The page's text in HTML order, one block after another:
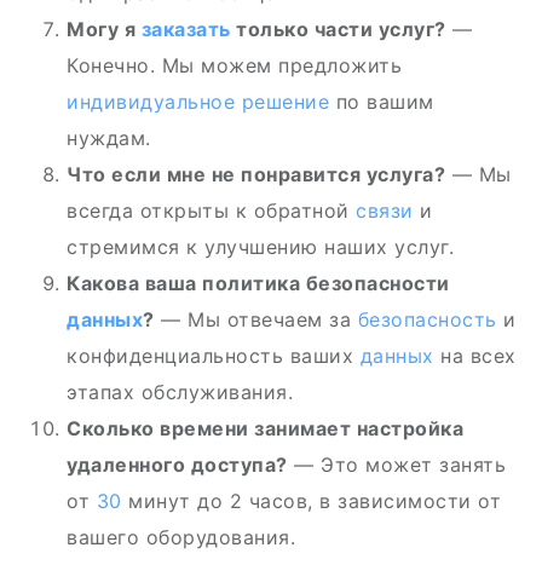
Могу я заказать только части услуг? —
Конечно. Мы можем предложить
индивидуальное решение по вашим
нуждам.
Что если мне не понравится услуга? — Мы
всегда открыты к обратной связи и
стремимся к улучшению наших услуг.
Какова ваша политика безопасности
данных? — Мы отвечаем за безопасность и
конфиденциальность ваших данных на всех
этапах обслуживания.
Сколько времени занимает настройка
удаленного доступа? — Это может занять
от 30 минут до 2 часов, в зависимости от
вашего оборудования.